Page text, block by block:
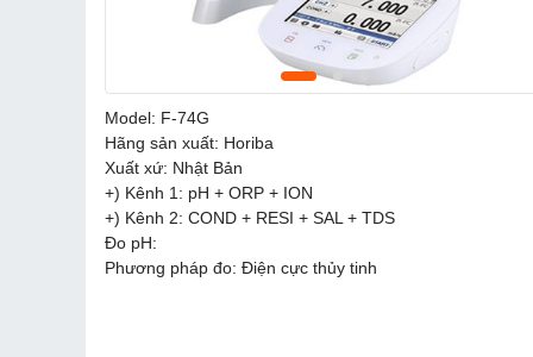
Model: F-74G
Hãng sản xuất: Horiba
Xuất xứ: Nhật Bản
+) Kênh 1: pH + ORP + ION
+) Kênh 2: COND + RESI + SAL + TDS
Đo pH:
Phương pháp đo: Điện cực thủy tinh